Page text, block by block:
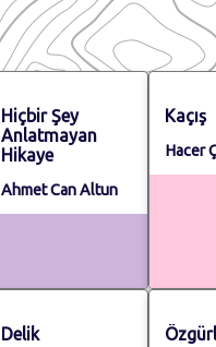
Hiçbir Şey
Anlatmayan
Hikaye
Ahmet Can Altun
Kaçış
Hacer
Delik